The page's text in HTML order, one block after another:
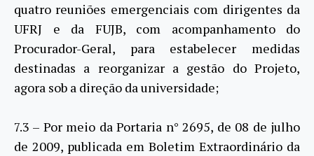
quatro reuniões emergenciais com dirigentes da
UFRJ e da FUJB, com acompanhamento do
Procurador-Geral, para estabelecer medidas
destinadas a reorganizar a gestão do Projeto,
agora sob a direção da universidade;
7.3 – Por meio da Portaria n° 2695, de 08 de julho
de 2009, publicada em Boletim Extraordinário da